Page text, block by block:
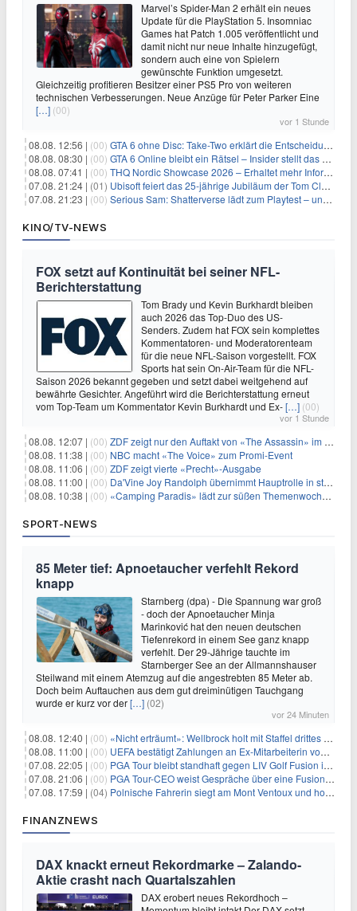
Marvel’s Spider-Man 2 erhält ein neues
Update für die PlayStation 5. Insomniac
Games hat Patch 1.005 veröffentlicht und
damit nicht nur neue Inhalte hinzugefügt,
sondern auch eine von Spielern
gewünschte Funktion umgesetzt.
Gleichzeitig profitieren Besitzer einer PS5 Pro von weiteren
technischen Verbesserungen. Neue Anzüge für Peter Parker Eine
[…] (00)
vor 1 Stunde
08.08. 12:56 | (00) GTA 6 ohne Disc: Take-Two erklärt die Entscheidung für Download-Codes
08.08. 08:30 | (00) GTA 6 Online bleibt ein Rätsel – Insider stellt das neue Gerücht klar
08.08. 07:41 | (00) THQ Nordic Showcase 2026 – Erhaltet mehr Informationen
07.08. 21:24 | (01) Ubisoft feiert das 25-jährige Jubiläum der Tom Clancy’s Ghost Recon-Reihe
07.08. 21:23 | (00) Serious Sam: Shatterverse lädt zum Playtest – und erscheint schon bald!
KINO/TV-NEWS
FOX setzt auf Kontinuität bei seiner NFL-
Berichterstattung
Tom Brady und Kevin Burkhardt bleiben
auch 2026 das Top-Duo des US-
Senders. Zudem hat FOX sein komplettes
Kommentatoren- und Moderatorenteam
für die neue NFL-Saison vorgestellt. FOX
Sports hat sein On-Air-Team für die NFL-
Saison 2026 bekannt gegeben und setzt dabei weitgehend auf
bewährte Gesichter. Angeführt wird die Berichterstattung erneut
vom Top-Team um Kommentator Kevin Burkhardt und Ex-[…] (00)
vor 1 Stunde
08.08. 12:07 | (00) ZDF zeigt nur den Auftakt von «The Assassin» im Fernsehen
08.08. 11:38 | (00) NBC macht «The Voice» zum Promi-Event
08.08. 11:06 | (00) ZDF zeigt vierte «Precht»-Ausgabe
08.08. 11:00 | (00) Da'Vine Joy Randolph übernimmt Hauptrolle in starbesetzter schwarzer Komödie
08.08. 10:38 | (00) «Camping Paradis» lädt zur süßen Themenwoche ein
SPORT-NEWS
85 Meter tief: Apnoetaucher verfehlt Rekord
knapp
Starnberg (dpa) - Die Spannung war groß
- doch der Apnoetaucher Minja
Marinković hat den neuen deutschen
Tiefenrekord in einem See ganz knapp
verfehlt. Der 29-Jährige tauchte im
Starnberger See an der Allmannshauser
Steilwand mit einem Atemzug auf die angestrebten 85 Meter ab.
Doch beim Auftauchen aus dem gut dreiminütigen Tauchgang
wurde er kurz vor der[…] (02)
vor 24 Minuten
08.08. 12:40 | (00) «Nicht erträumt»: Wellbrock holt mit Staffel drittes EM-Gold
08.08. 11:00 | (00) UEFA bestätigt Zahlungen an Ex-Mitarbeiterin von Infantino
07.08. 22:05 | (00) PGA Tour bleibt standhaft gegen LIV Golf Fusion in einem sich wandelnden Sportumfeld
07.08. 21:06 | (00) PGA Tour-CEO weist Gespräche über eine Fusion mit LIV Golf zurück und bekräftigt die Wettbewerbslandschaft
07.08. 17:59 | (04) Polnische Fahrerin siegt am Mont Ventoux und holt Tour-Gelb
FINANZNEWS
DAX knackt erneut Rekordmarke – Zalando-
Aktie crasht nach Quartalszahlen
DAX erobert neues Rekordhoch –